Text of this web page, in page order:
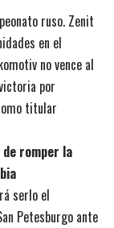
ruso. Zenit
en el
no vence al
por
titular
romper la
serlo el
Petesburgo ante